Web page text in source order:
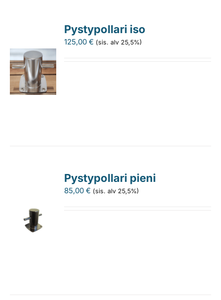
Asiakaskokemuksia
Pystypollari iso
125,00€ (sis. alv 25,5%)
Pystypollari pieni
85,00€ (sis. alv 25,5%)